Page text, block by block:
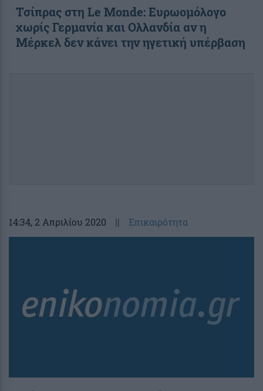
Τσίπρας στη Le Monde: Ευρωομόλογο
χωρίς Γερμανία και Ολλανδία αν η
Μέρκελ δεν κάνει την ηγετική υπέρβαση
14:34, 2 Απριλίου 2020 || Επικαιρότητα